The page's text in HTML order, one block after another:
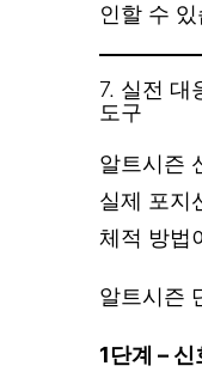
인할 수
7. 실전 대
도구
알트시즌
실제 포지
체적 방법
알트시즌
1단계 –